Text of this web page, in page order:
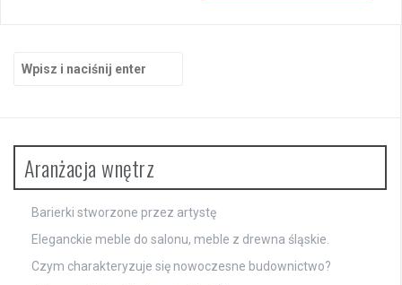
Szukaj:
Aranżacja wnętrz
Barierki stworzone przez artystę
Eleganckie meble do salonu, meble z drewna śląskie.
Czym charakteryzuje się nowoczesne budownictwo?